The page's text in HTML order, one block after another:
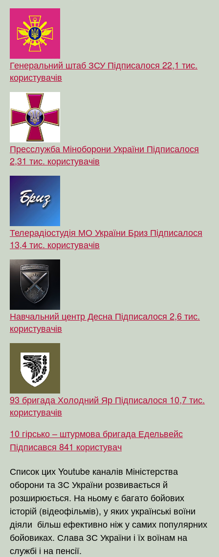
Генеральний штаб ЗСУПідписалося 22,1 тис.
користувачів
Пресслужба Міноборони України Підписалося
2,31 тис. користувачів
Телерадіостудія МО України Бриз Підписалося
13,4 тис. користувачів
Навчальний центр Десна Підписалося 2,6 тис.
користувачів
93 бригада Холодний Яр Підписалося 10,7 тис.
користувачів
10 гірсько – штурмова бригада Едельвейс
Підписався 841 користувач
Список цих Youtube каналів Міністерства
оборони та ЗС України розвивається й
розширюється. На ньому є багато бойових
історій (відеофільмів), у яких українські воїни
діяли більш ефективно ніж у самих популярних
бойовиках. Слава ЗС України і їх воїнам на
службі і на пенсії.